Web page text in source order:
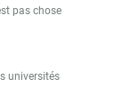
pas chose
universités